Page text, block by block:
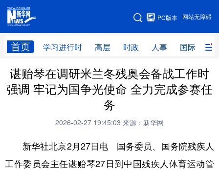
网站无障碍
PC版本
首页 学习进行时 高层 时政 人事 国际 财
网站地图
学习进行时 高层 时政 人事
国际 财经 网评 港澳
谌贻琴在调研米兰冬残奥会备战工作时
强调 牢记为国争光使命 全力完成参赛任
务
2026-02-27 19:45:03 来源：新华网
新华社北京2月27日电 国务委员、国务院残疾人
工作委员会主任谌贻琴27日到中国残疾人体育运动管